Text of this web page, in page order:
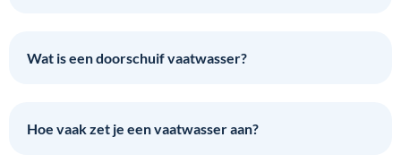
Wat is een doorschuif vaatwasser?
Hoe vaak zet je een vaatwasser aan?